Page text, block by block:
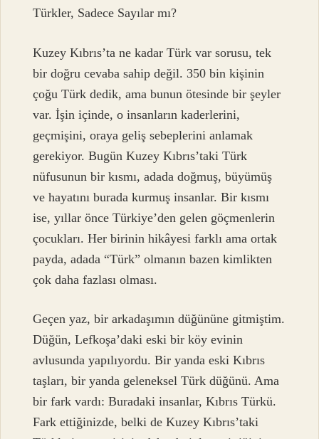
Türkler, Sadece Sayılar mı?
Kuzey Kıbrıs’ta ne kadar Türk var sorusu, tek
bir doğru cevaba sahip değil. 350 bin kişinin
çoğu Türk dedik, ama bunun ötesinde bir şeyler
var. İşin içinde, o insanların kaderlerini,
geçmişini, oraya geliş sebeplerini anlamak
gerekiyor. Bugün Kuzey Kıbrıs’taki Türk
nüfusunun bir kısmı, adada doğmuş, büyümüş
ve hayatını burada kurmuş insanlar. Bir kısmı
ise, yıllar önce Türkiye’den gelen göçmenlerin
çocukları. Her birinin hikâyesi farklı ama ortak
payda, adada “Türk” olmanın bazen kimlikten
çok daha fazlası olması.
Geçen yaz, bir arkadaşımın düğününe gitmiştim.
Düğün, Lefkoşa’daki eski bir köy evinin
avlusunda yapılıyordu. Bir yanda eski Kıbrıs
taşları, bir yanda geleneksel Türk düğünü. Ama
bir fark vardı: Buradaki insanlar, Kıbrıs Türkü.
Fark ettiğinizde, belki de Kuzey Kıbrıs’taki